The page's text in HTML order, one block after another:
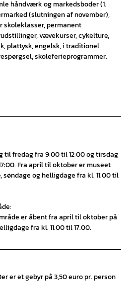
håndværk og markedsboder (1.
(slutningen af november),
permanent
vævekurser, cykelture,
plattysk, engelsk, i traditionel
skoleferieprogrammer.
til fredag fra 9:00 til 12:00 og tirsdag
Fra april til oktober er museet
søndage og helligdage fra kl. 11.00 til
er åbent fra april til oktober på
fra kl. 11.00 til 17.00.
er et gebyr på 3,50 euro pr. person